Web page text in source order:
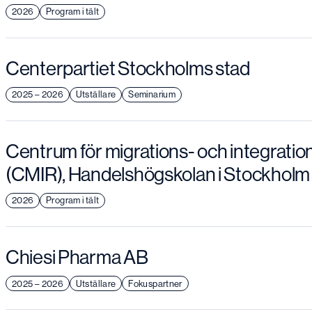
2026 Program i tält
Centerpartiet Stockholms stad
2025 – 2026 Utställare Seminarium
Centrum för migrations- och
(CMIR), Handelshögskolan i Stockholm
2026 Program i tält
Chiesi Pharma AB
2025 – 2026 Utställare Fokuspartner